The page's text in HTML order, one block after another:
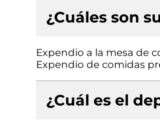
¿Cuáles son
Expendio a la mesa de
Expendio de comidas
¿Cuál es el